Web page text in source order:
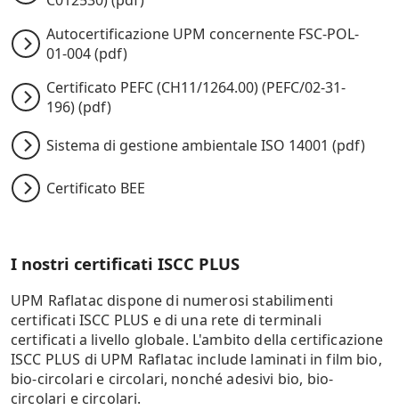
Autocertificazione UPM concernente FSC-POL-
01-004 (pdf)
Certificato PEFC (CH11/1264.00) (PEFC/02-31-
196) (pdf)
Sistema di gestione ambientale ISO 14001 (pdf)
Certificato BEE
I nostri certificati ISCC PLUS
UPM Raflatac dispone di numerosi stabilimenti
certificati ISCC PLUS e di una rete di terminali
certificati a livello globale. L'ambito della certificazione
ISCC PLUS di UPM Raflatac include laminati in film bio,
bio-circolari e circolari, nonché adesivi bio, bio-
circolari e circolari.